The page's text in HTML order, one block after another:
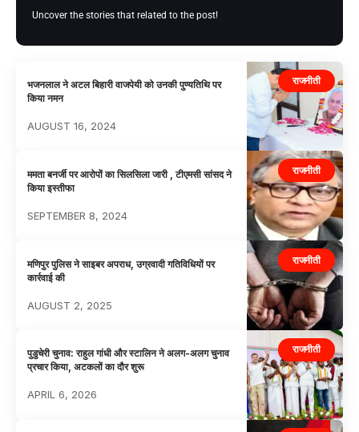
Uncover the stories that related to the post!
राजनीती
भजनलाल ने अटल बिहारी वाजपेयी को उनकी पुण्यतिथि पर
किया नमन
AUGUST 16, 2024
राजनीती
ममता बनर्जी पर आरोपों का सिलसिला जारी , टीएमसी सांसद ने
किया इस्तीफा
SEPTEMBER 8, 2024
राजनीती
मणिपुर पुलिस ने साइबर अपराध, उग्रवादी गतिविधियों पर
कार्रवाई की
AUGUST 2, 2025
राजनीती
पुडुचेरी चुनाव: राहुल गांधी और स्टालिन ने अलग-अलग चुनाव
प्रचार किया, अटकलों का दौर शुरू
APRIL 6, 2026